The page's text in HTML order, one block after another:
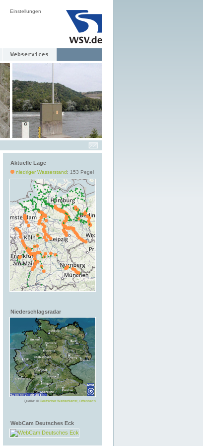
Einstellungen
Webservices
Aktuelle Lage
niedriger Wasserstand: 153 Pegel
Niederschlagsradar
Quelle: © Deutscher Wetterdienst, Offenbach
WebCam Deutsches Eck